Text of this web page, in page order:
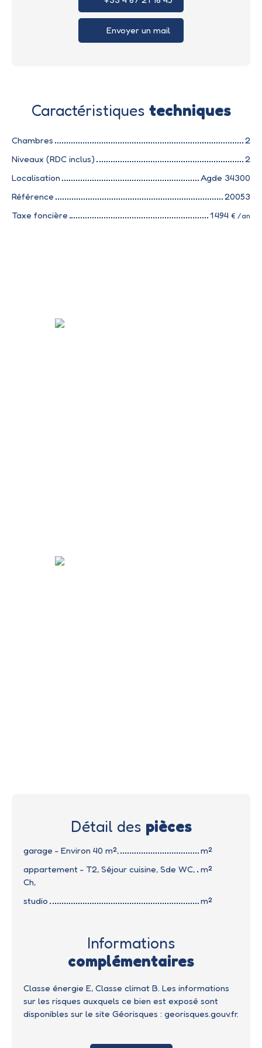
Envoyer un mail
Caractéristiques techniques
Chambres
2
Niveaux (RDC inclus)
2
Localisation
Agde 34300
Référence
20053
Taxe foncière
1 494 € /an
Détail des pièces
garage - Environ 40 m²,
m²
appartement - T2, Séjour cuisine, Sde WC,
Ch,
m²
studio m²
Informations
complémentaires
Classe énergie E, Classe climat B. Les informations
sur les risques auxquels ce bien est exposé sont
disponibles sur le site Géorisques : georisques.gouv.fr.